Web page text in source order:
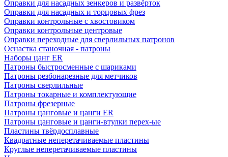
Оправки для насадных зенкеров и развёрток
Оправки для насадных и торцовых фрез
Оправки контрольные с хвостовиком
Оправки контрольные центровые
Оправки переходные для сверлильных патронов
Оснастка станочная - патроны
Наборы цанг ER
Патроны быстросменные с шариками
Патроны резбонарезные для метчиков
Патроны сверлильные
Патроны токарные и комплектующие
Патроны фрезерные
Патроны цанговые и цанги ER
Патроны цанговые и цанги-втулки перех-ые
Пластины твёрдосплавные
Квадратные неперетачиваемые пластины
Круглые неперетачиваемые пластины